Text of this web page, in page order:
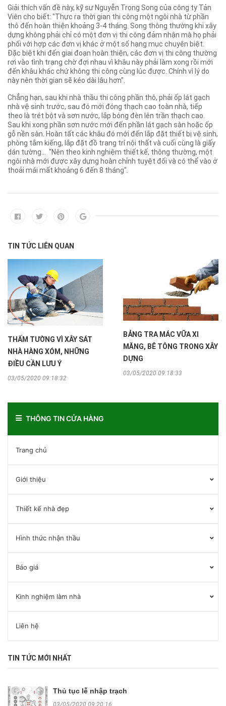
THÔNG TIN CỬA HÀNG
Trang chủ
Giới thiệu
Thiết kế nhà đẹp
Hình thức nhận thầu
Báo giá
Kinh nghiệm làm nhà
Liên hệ
TIN TỨC MỚI NHẤT
Thủ tục lễ nhập trạch
Giải thích vấn đề này, kỹ sư Nguyễn Trọng Song của công ty Tản
Viên cho biết: "Thực ra thời gian thi công một ngôi nhà từ phần
thô đến hoàn thiện khoảng 3-4 tháng. Song thông thường khi xây
dựng không phải chỉ có một đơn vị thi công đảm nhận mà họ phải
phối với hợp các đơn vị khác ở một số hạng mục chuyên biệt.
Đặc biệt khi đến giai đoạn hoàn thiện, các đơn vị thi công thường
rơi vào tình trạng chờ đợi nhau vì khâu này phải làm xong rồi mới
đến khâu khác chứ không thi công cùng lúc được. Chính vì lý do
này nên thời gian sẽ kéo dài lâu hơn".
Chẳng hạn, sau khi nhà thầu thi công phần thô, phải ốp lát gạch
nhà vệ sinh trước, sau đó mới đóng thạch cao toàn nhà, tiếp
theo là trét bột và sơn nước, lắp bóng đèn lên trần thạch cao.
Sau khi xong phần sơn nước mới đến phần lát gạch sàn hoặc ốp
gỗ nền sàn. Hoàn tất các khâu đó mới đến lắp đặt thiết bị vệ sinh,
phòng tắm kiếng, lắp đặt đồ trang trí nội thất và cuối cùng là giấy
dán tường… "Nên theo kinh nghiệm thiết kế, thông thường, một
ngôi nhà mới được xây dựng hoàn chỉnh tuyệt đối và có thể vào ở
thoải mái mất khoảng 6 đến 8 tháng".
TIN TỨC LIÊN QUAN
THẤM TƯỜNG VÌ XÂY SÁT
NHÀ HÀNG XÓM, NHỮNG
ĐIỀU CẦN LƯU Ý
03/05/2020 09:18:32
BẢNG TRA MÁC VỮA XI
MĂNG, BÊ TÔNG TRONG XÂY
DỰNG
03/05/2020 09:18:33